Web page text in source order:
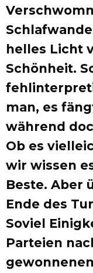
helles Licht
Schönheit.
man, es
während
Ob es
wir wissen
Beste. Aber
Ende des
Soviel
Parteien